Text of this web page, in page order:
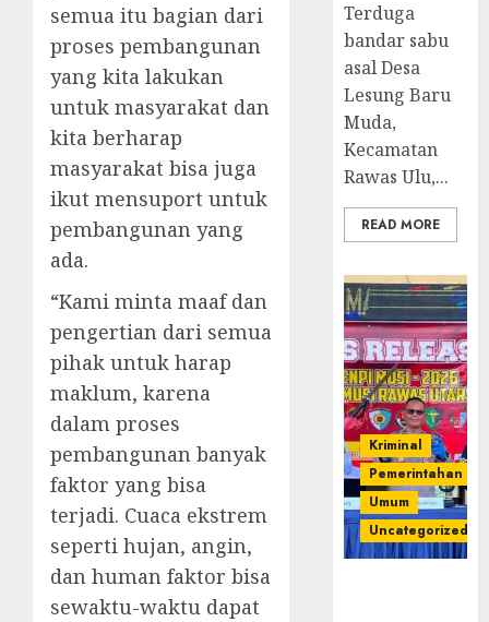
semua itu bagian dari
proses pembangunan
yang kita lakukan
untuk masyarakat dan
kita berharap
masyarakat bisa juga
ikut mensuport untuk
pembangunan yang
ada.
“Kami minta maaf dan
pengertian dari semua
pihak untuk harap
maklum, karena
dalam proses
pembangunan banyak
faktor yang bisa
terjadi. Cuaca ekstrem
seperti hujan, angin,
dan human faktor bisa
sewaktu-waktu dapat
Terduga
bandar sabu
asal Desa
Lesung Baru
Muda,
Kecamatan
Rawas Ulu,...
READ MORE
Kriminal
Pemerintahan
Umum
Uncategorized